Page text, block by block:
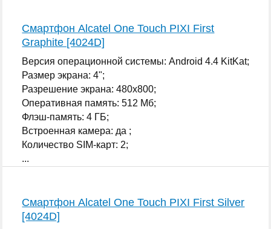
Смартфон Alcatel One Touch PIXI First
Graphite [4024D]
Версия операционной системы: Android 4.4 KitKat;
Размер экрана: 4";
Разрешение экрана: 480x800;
Оперативная память: 512 Мб;
Флэш-память: 4 ГБ;
Встроенная камера: да ;
Количество SIM-карт: 2;
...
Смартфон Alcatel One Touch PIXI First Silver
[4024D]